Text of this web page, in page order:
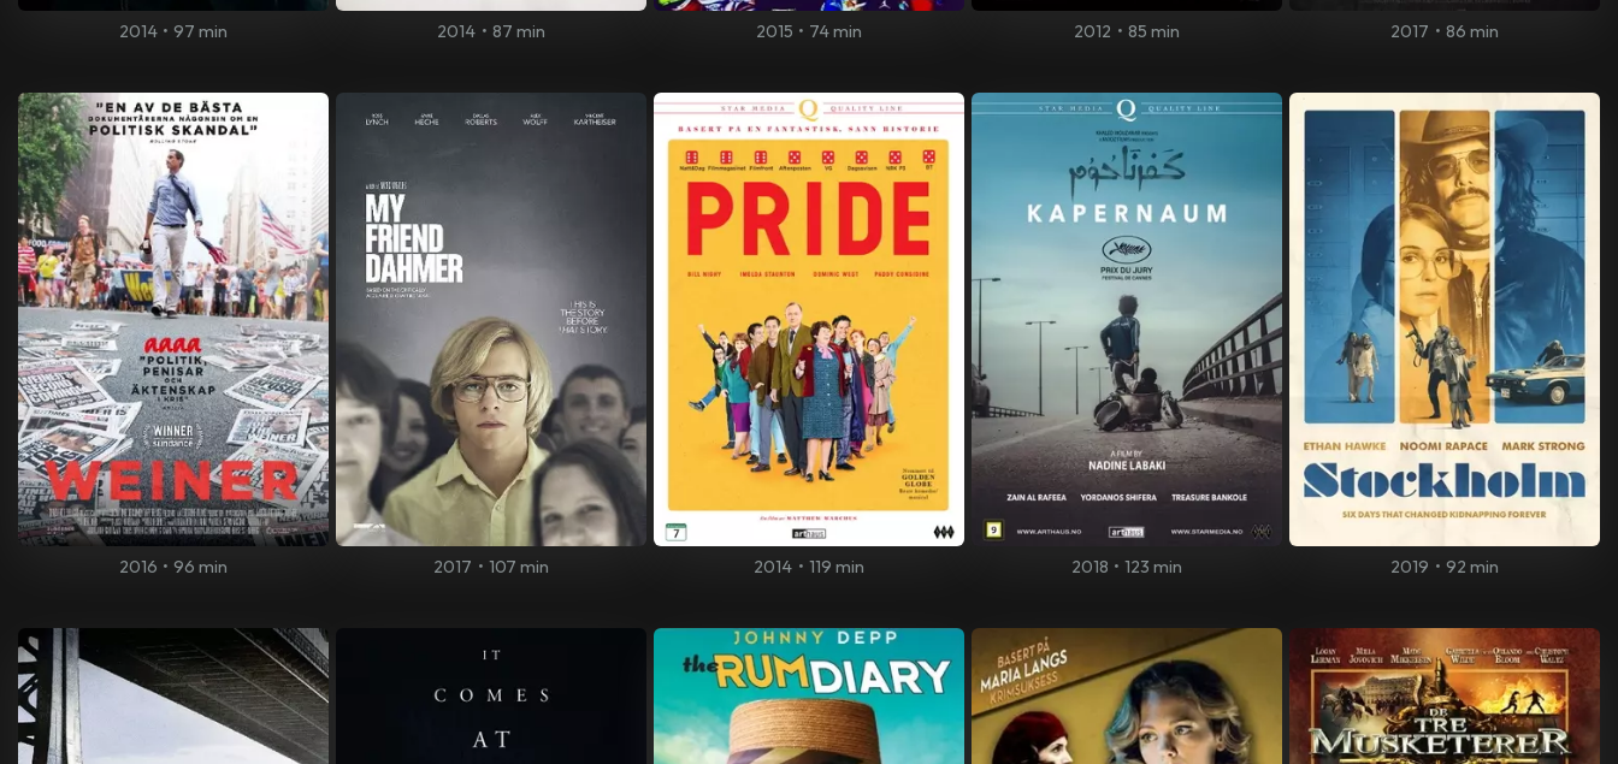
2014 • 97 min 2014 • 87 min 2015 • 74 min 2012 • 85 min 2017 • 86 min
2016 • 96 min 2017 • 107 min 2014 • 119 min 2018 • 123 min 2019 • 92 min